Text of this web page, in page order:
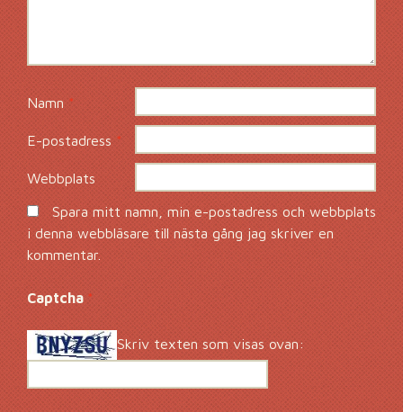
Namn*
E-postadress*
Webbplats
Spara mitt namn, min e-postadress och webbplats
i denna webbläsare till nästa gång jag skriver en
kommentar.
Captcha *
Skriv texten som visas ovan: